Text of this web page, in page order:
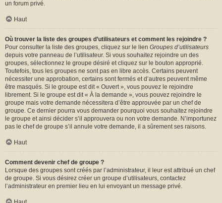
un forum privé.
Haut
Où trouver la liste des groupes d’utilisateurs et comment les rejoindre ?
Pour consulter la liste des groupes, cliquez sur le lien Groupes d’utilisateurs
depuis votre panneau de l’utilisateur. Si vous souhaitez rejoindre un des
groupes, sélectionnez le groupe désiré et cliquez sur le bouton approprié.
Toutefois, tous les groupes ne sont pas en libre accès. Certains peuvent
nécessiter une approbation, certains sont fermés et d’autres peuvent même
être masqués. Si le groupe est dit « Ouvert », vous pouvez le rejoindre
librement. Si le groupe est dit « À la demande », vous pouvez rejoindre le
groupe mais votre demande nécessitera d’être approuvée par un chef de
groupe. Ce dernier pourra vous demander pourquoi vous souhaitez rejoindre
le groupe et ainsi décider s’il approuvera ou non votre demande. N’importunez
pas le chef de groupe s’il annule votre demande, il a sûrement ses raisons.
Haut
Comment devenir chef de groupe ?
Lorsque des groupes sont créés par l’administrateur, il leur est attribué un chef
de groupe. Si vous désirez créer un groupe d’utilisateurs, contactez
l’administrateur en premier lieu en lui envoyant un message privé.